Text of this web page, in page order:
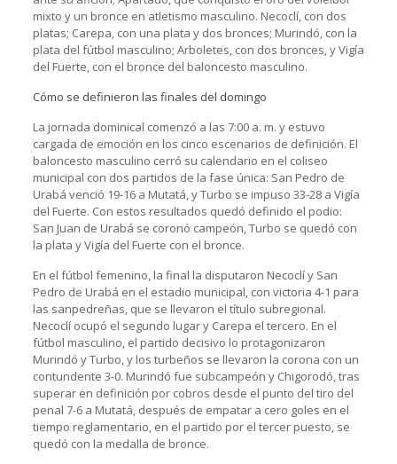
mixto y un bronce en atletismo masculino. Necoclí, con dos
platas; Carepa, con una plata y dos bronces; Murindó, con la
plata del fútbol masculino; Arboletes, con dos bronces, y Vigía
del Fuerte, con el bronce del baloncesto masculino.
Cómo se definieron las finales del domingo
La jornada dominical comenzó a las 7:00 a. m. y estuvo
cargada de emoción en los cinco escenarios de definición. El
baloncesto masculino cerró su calendario en el coliseo
municipal con dos partidos de la fase única: San Pedro de
Urabá venció 19-16 a Mutatá, y Turbo se impuso 33-28 a Vigía
del Fuerte. Con estos resultados quedó definido el podio:
San Juan de Urabá se coronó campeón, Turbo se quedó con
la plata y Vigía del Fuerte con el bronce.
En el fútbol femenino, la final la disputaron Necoclí y San
Pedro de Urabá en el estadio municipal, con victoria 4-1 para
las sanpedreñas, que se llevaron el título subregional.
Necoclí ocupó el segundo lugar y Carepa el tercero. En el
fútbol masculino, el partido decisivo lo protagonizaron
Murindó y Turbo, y los turbeños se llevaron la corona con un
contundente 3-0. Murindó fue subcampeón y Chigorodó, tras
superar en definición por cobros desde el punto del tiro del
penal 7-6 a Mutatá, después de empatar a cero goles en el
tiempo reglamentario, en el partido por el tercer puesto, se
quedó con la medalla de bronce.